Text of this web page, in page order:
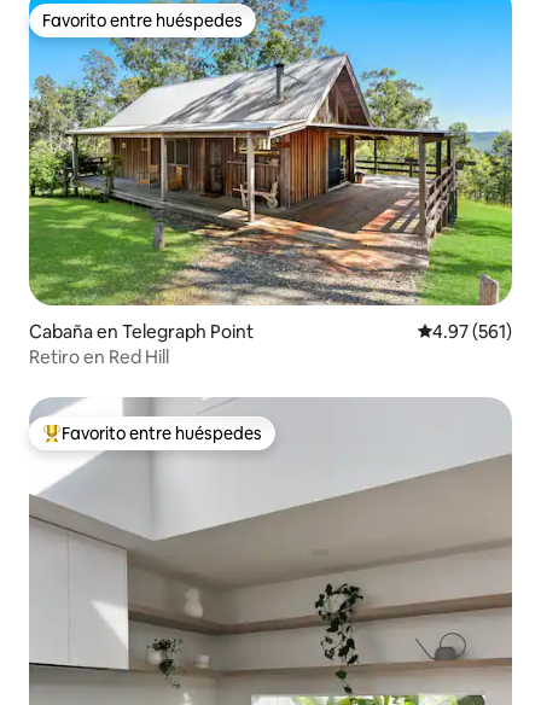
Favorito entre huéspedes
Favorito entre huéspedes
Cabaña en Telegraph Point Calificación
4.97 (561)
Retiro en Red Hill
Favorito entre huéspedes preferido
Favorito entre huéspedes